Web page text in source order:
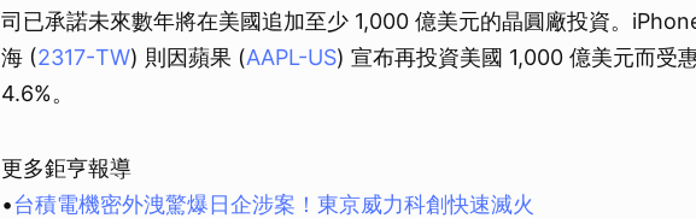
司已承諾未來數年將在美國追加至少 1,000 億美元的晶圓廠投資。
海 (2317-TW) 則因蘋果 (AAPL-US) 宣布再投資美國 1,000 億美元而受
4.6%。
更多鉅亨報導
•台積電機密外洩驚爆日企涉案！東京威力科創快速滅火